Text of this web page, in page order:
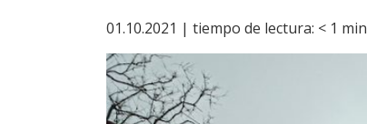
01.10.2021 | tiempo de lectura: < 1